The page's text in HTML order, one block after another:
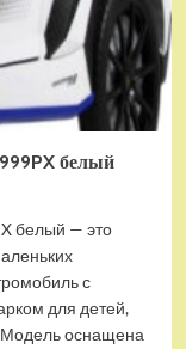
белый
белый — это
с
для детей,
оснащена